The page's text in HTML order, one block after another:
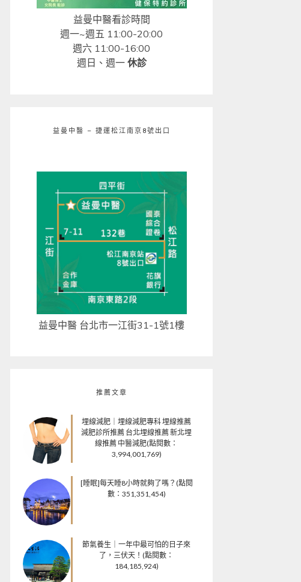
益曼中醫看診時間
週一~週五 11:00-20:00
週六 11:00-16:00
週日、週一 休診
益曼中醫 – 捷運松江南京8號出口
益曼中醫 台北市一江街31-1號1樓
推薦文章
埋線減肥｜埋線減肥專科 埋線推薦
減肥診所推薦 台北埋線推薦 新北埋
線推薦 中醫減肥(點閱數：
3,994,001,769)
[睡眠]每天睡8小時就夠了嗎？(點閱
數：351,351,454)
節氣養生｜一年中最可怕的日子來
了，三伏天！(點閱數：
184,185,924)